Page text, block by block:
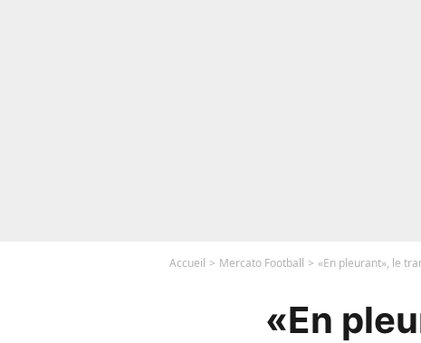
Accueil Mercato Football «En pleurant», le
«En